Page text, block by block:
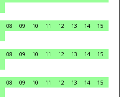
08 09 10 11 12 13 14
15
08 09 10 11 12 13 14
15
08 09 10 11 12 13 14
15